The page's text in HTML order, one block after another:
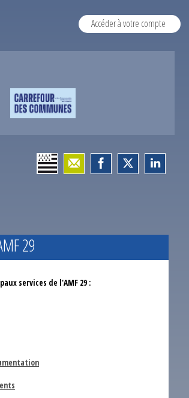
Accéder à votre compte
29
services de l'AMF 29 :